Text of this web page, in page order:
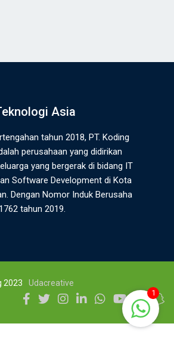
Asia
tahun 2018, PT. Koding
perusahaan yang didirikan
yang bergerak di bidang IT
Software Development di Kota
Dengan Nomor Induk Berusaha
tahun 2019.
2023 Udacreative
1